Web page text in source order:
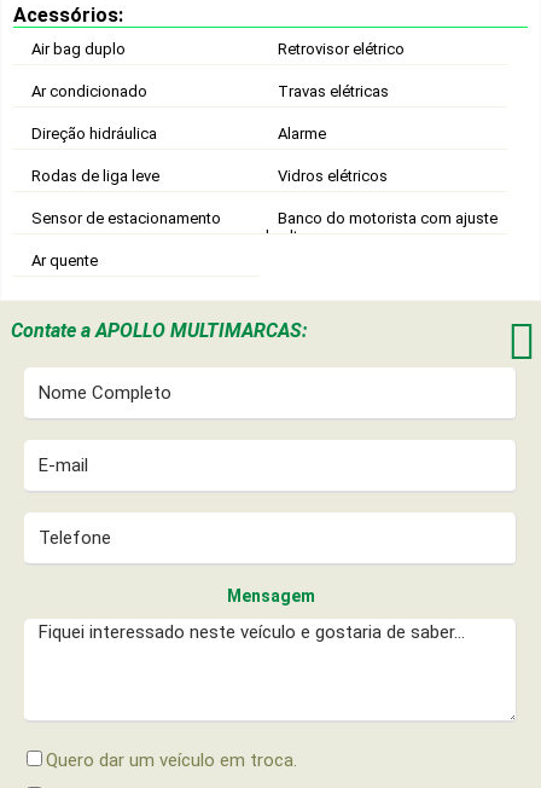
Acessórios:
Air bag duplo Retrovisor elétrico
Ar condicionado Travas elétricas
Direção hidráulica Alarme
Rodas de liga leve Vidros elétricos
Sensor de estacionamento
Banco do motorista com ajuste
de altura
Ar quente
Contate aAPOLLO MULTIMARCAS: 
Mensagem
Quero dar um veículo em troca.